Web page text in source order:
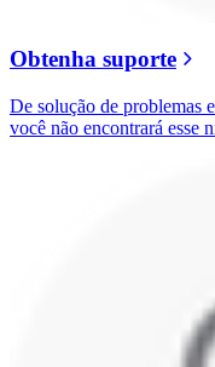
Obtenha suporte
De solução de problemas
você não encontrará esse